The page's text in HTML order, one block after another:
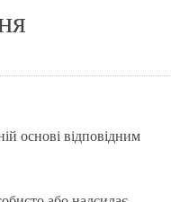
основі відповідним